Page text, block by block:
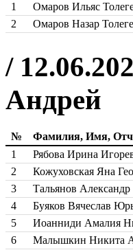
1
Омаров Ильяс
2
Омаров Назар
/
Андрей
№ Фамилия, Имя,
1
Рябова Ирина
2
Кожуховская Яна
3
Тальянов
4
Буяков Вячеслав
5
Иоанниди Амалия
6
Малышкин Никита